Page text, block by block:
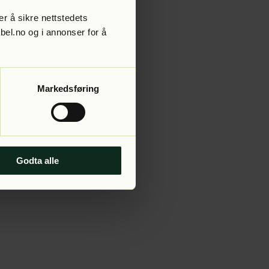
å sikre nettstedets
og i annonser for å
Markedsføring
Godta alle